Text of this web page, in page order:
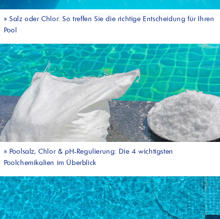
» Salz oder Chlor: So treffen Sie die richtige Entscheidung für Ihren
Pool
» Poolsalz, Chlor & pH-Regulierung: Die 4 wichtigsten
Poolchemikalien im Überblick